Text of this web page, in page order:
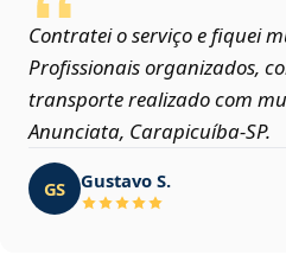
Contratei o serviço e fiquei
Profissionais organizados,
transporte realizado com
Anunciata, Carapicuíba‑SP.
GS Gustavo S.